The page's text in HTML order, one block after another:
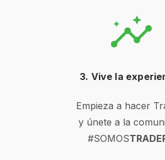
3. Vive la
Empieza a hacer
y únete a la
#SOMOS